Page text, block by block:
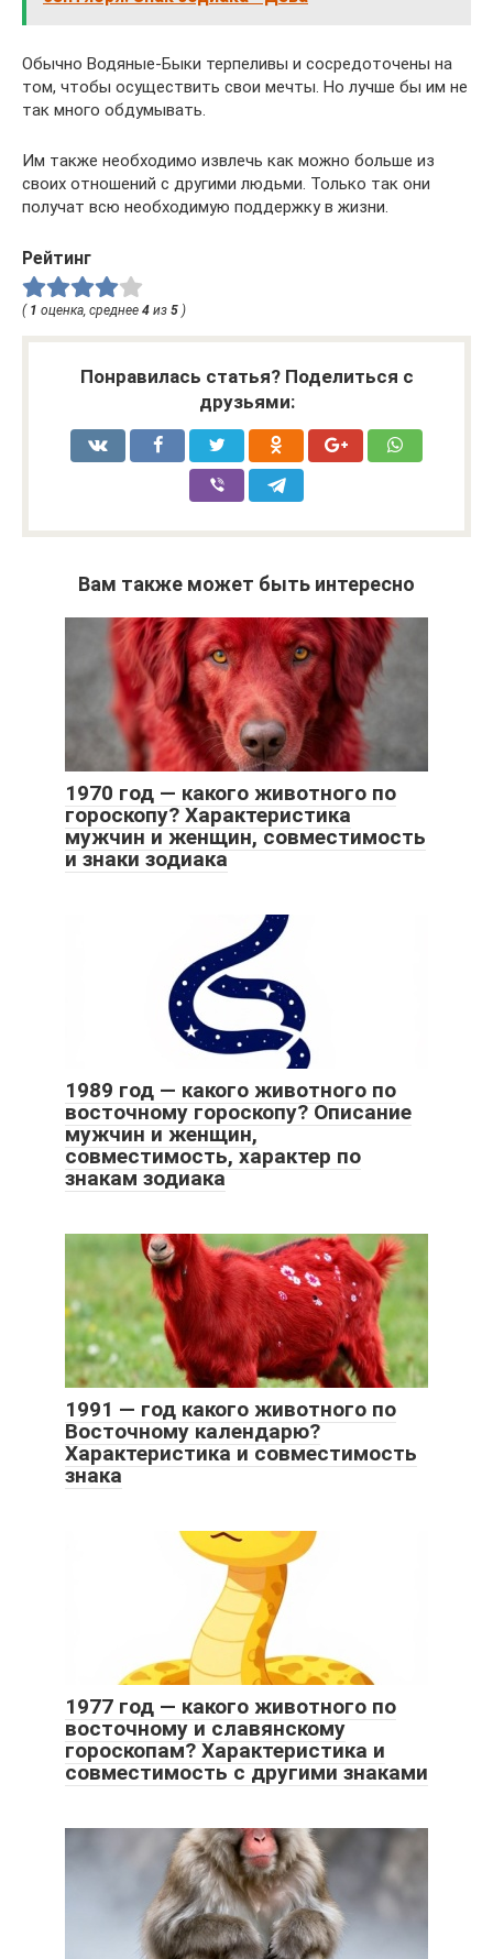
Обычно Водяные-Быки терпеливы и сосредоточены на
том, чтобы осуществить свои мечты. Но лучше бы им не
так много обдумывать.
Им также необходимо извлечь как можно больше из
своих отношений с другими людьми. Только так они
получат всю необходимую поддержку в жизни.
Рейтинг
( 1 оценка, среднее 4 из 5 )
Понравилась статья? Поделиться с
друзьями:
Вам также может быть интересно
1970 год — какого животного по
гороскопу? Характеристика
мужчин и женщин, совместимость
и знаки зодиака
1989 год — какого животного по
восточному гороскопу? Описание
мужчин и женщин,
совместимость, характер по
знакам зодиака
1991 — год какого животного по
Восточному календарю?
Характеристика и совместимость
знака
1977 год — какого животного по
восточному и славянскому
гороскопам? Характеристика и
совместимость с другими знаками